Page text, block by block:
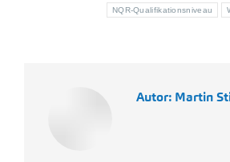
NQR-Qualifikationsniveau
Autor: Martin